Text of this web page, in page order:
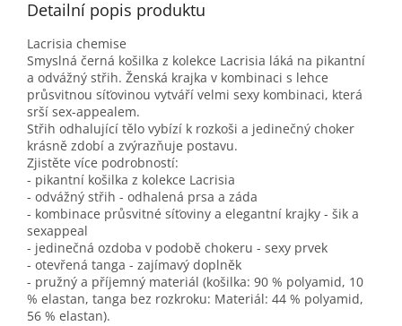
Detailní popis produktu
Lacrisia chemise
Smyslná černá košilka z kolekce Lacrisia láká na pikantní
a odvážný střih. Ženská krajka v kombinaci s lehce
průsvitnou síťovinou vytváří velmi sexy kombinaci, která
srší sex-appealem.
Střih odhalující tělo vybízí k rozkoši a jedinečný choker
krásně zdobí a zvýrazňuje postavu.
Zjistěte více podrobností:
- pikantní košilka z kolekce Lacrisia
- odvážný střih - odhalená prsa a záda
- kombinace průsvitné síťoviny a elegantní krajky - šik a
sexappeal
- jedinečná ozdoba v podobě chokeru - sexy prvek
- otevřená tanga - zajímavý doplněk
- pružný a příjemný materiál (košilka: 90 % polyamid, 10
% elastan, tanga bez rozkroku: Materiál: 44 % polyamid,
56 % elastan).